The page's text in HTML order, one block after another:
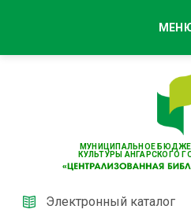
МУНИЦИПАЛЬНОЕ
КУЛЬТУРЫ АНГАРСКОГО
Электронный каталог